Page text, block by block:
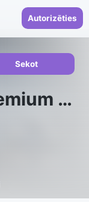
Autorizēties
Forza Horizon 5: Premium Edition
Sekot